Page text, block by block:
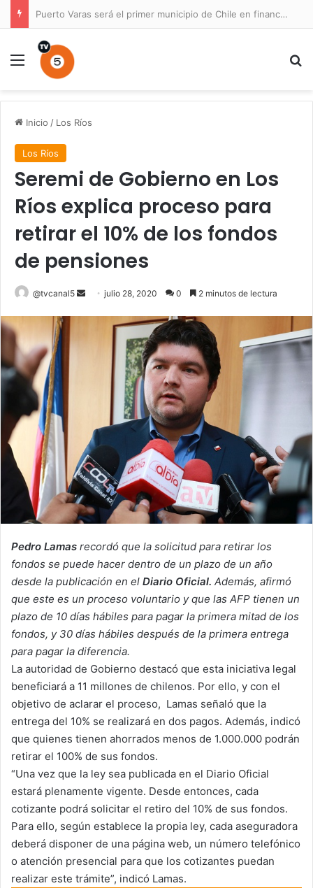
Puerto Varas será el primer municipio de Chile en financiar un Plan Maestro para un parque nacional
Menú
Inicio / Los Ríos
Los Ríos
Seremi de Gobierno en Los
Ríos explica proceso para
retirar el 10% de los fondos
de pensiones
@tvcanal5
Sendjulio 28, 2020 0 2 minutos de lectura
Pedro Lamas recordó que la solicitud para retirar los
fondos se puede hacer dentro de un plazo de un año
desde la publicación en el Diario Oficial. Además, afirmó
que este es un proceso voluntario y que las AFP tienen un
plazo de 10 días hábiles para pagar la primera mitad de los
fondos, y 30 días hábiles después de la primera entrega
para pagar la diferencia.
La autoridad de Gobierno destacó que esta iniciativa legal
beneficiará a 11 millones de chilenos. Por ello, y con el
objetivo de aclarar el proceso, Lamas señaló que la
entrega del 10% se realizará en dos pagos. Además, indicó
que quienes tienen ahorrados menos de 1.000.000 podrán
retirar el 100% de sus fondos.
“Una vez que la ley sea publicada en el Diario Oficial
estará plenamente vigente. Desde entonces, cada
cotizante podrá solicitar el retiro del 10% de sus fondos.
Para ello, según establece la propia ley, cada aseguradora
deberá disponer de una página web, un número telefónico
o atención presencial para que los cotizantes puedan
realizar este trámite”, indicó Lamas.